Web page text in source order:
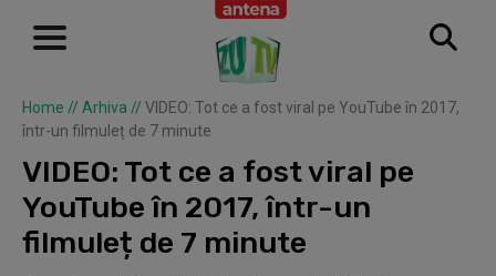
Home // Arhiva // VIDEO: Tot ce a fost viral pe YouTube în 2017,
într-un filmuleț de 7 minute
VIDEO: Tot ce a fost viral pe
YouTube în 2017, într-un
filmuleț de 7 minute